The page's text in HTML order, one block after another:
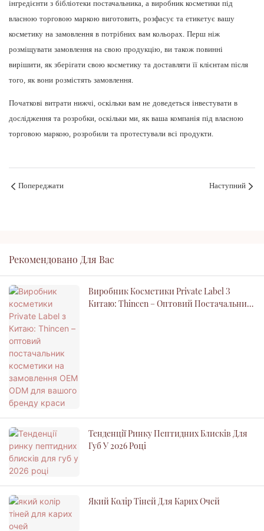
інгредієнти з бібліотеки постачальника, а виробник косметики під
власною торговою маркою виготовить, розфасує та етикетує вашу
косметику на замовлення в потрібних вам кольорах. Перш ніж
розміщувати замовлення на свою продукцію, ви також повинні
вирішити, як зберігати свою косметику та доставляти її клієнтам після
того, як вони розмістять замовлення.
Початкові витрати нижчі, оскільки вам не доведеться інвестувати в
дослідження та розробки, оскільки ми, як ваша компанія під власною
торговою маркою, розробили та протестували всі продукти.
Попереджати Наступний
Рекомендовано Для Вас
Виробник Косметики Private Label З
Китаю: Thincen – Оптовий Постачальник
Тенденції Ринку Пептидних Блисків Для
Губ У 2026 Році
Який Колір Тіней Для Карих Очей